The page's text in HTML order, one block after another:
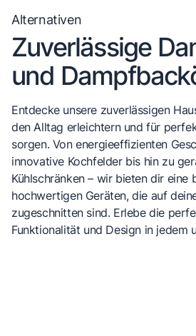
Alternativen
Zuverlässige
und
Entdecke unsere zuverlässigen
den Alltag erleichtern und für
sorgen. Von energieeffizienten
innovative Kochfelder bis hin zu
Kühlschränken – wir bieten dir eine
hochwertigen Geräten, die auf
zugeschnitten sind. Erlebe die
Funktionalität und Design in jedem